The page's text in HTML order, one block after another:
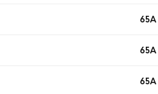
65A
65A
65A